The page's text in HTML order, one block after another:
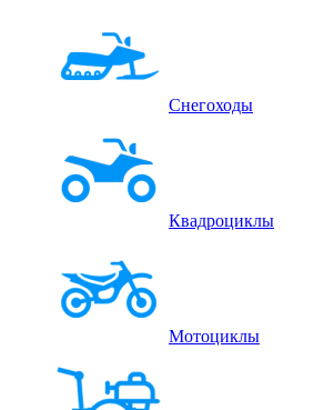
Снегоходы
Квадроциклы
Мотоциклы